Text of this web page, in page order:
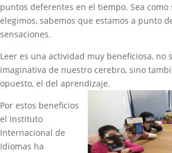
puntos deferentes en el tiempo. Sea
elegimos, sabemos que estamos a punto
sensaciones.
Leer es una actividad muy beneficiosa, no
imaginativa de nuestro cerebro, sino
opuesto, el del aprendizaje.
Por estos beneficios
el Instituto
Internacional de
Idiomas ha